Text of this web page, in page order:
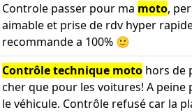
Controle passer pour ma moto,
aimable et prise de rdv hyper
recommande a 100% 🙂
Contrôle technique moto hors de
cher que pour les voitures! A peine
le véhicule. Contrôle refusé car la